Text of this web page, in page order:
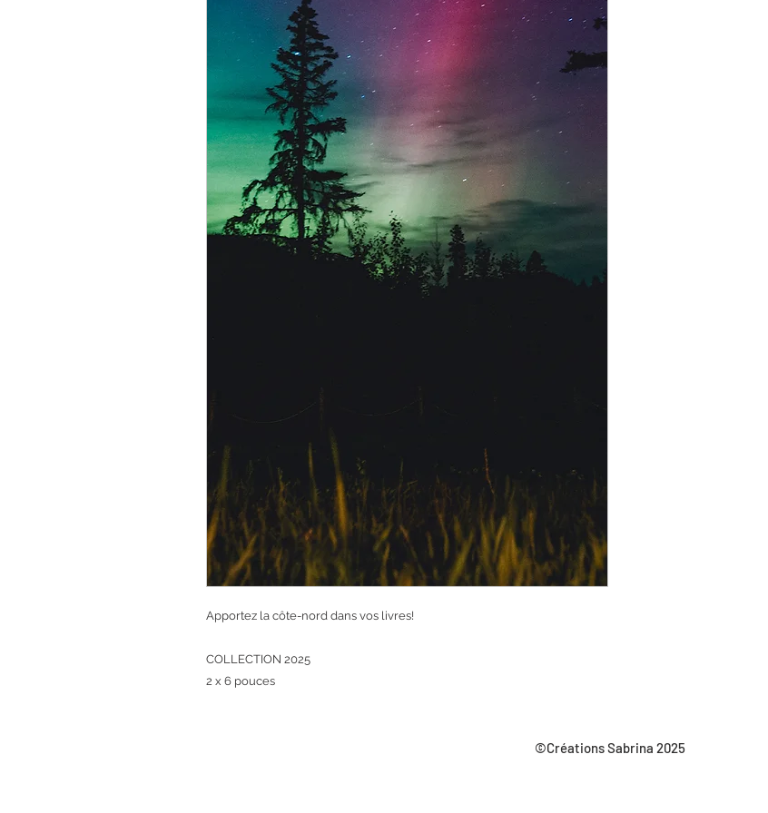
Apportez la côte-nord dans vos livres!
COLLECTION 2025
2 x 6 pouces
©Créations Sabrina 2025